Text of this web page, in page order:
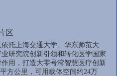
区
托上海交通大学、华东师范大
研究院创新引领和转化医学国家
用，打造大零号湾智慧医疗创新
方公里，可用载体空间约24万